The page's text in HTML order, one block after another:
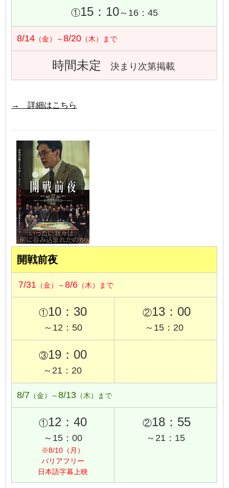
①15：10～16：45
8/14 （金）～8/20 （木）まで
時間未定 決まり次第掲載
→ 詳細はこちら
開戦前夜
7/31 （金）～8/6 （木）まで
①10：30
～12：50
②13：00
～15：20
③19：00
～21：20
8/7 （金）～8/13 （木）まで
①12：40
～15：00
※8/10（月）
バリアフリー
日本語字幕上映
②18：55
～21：15